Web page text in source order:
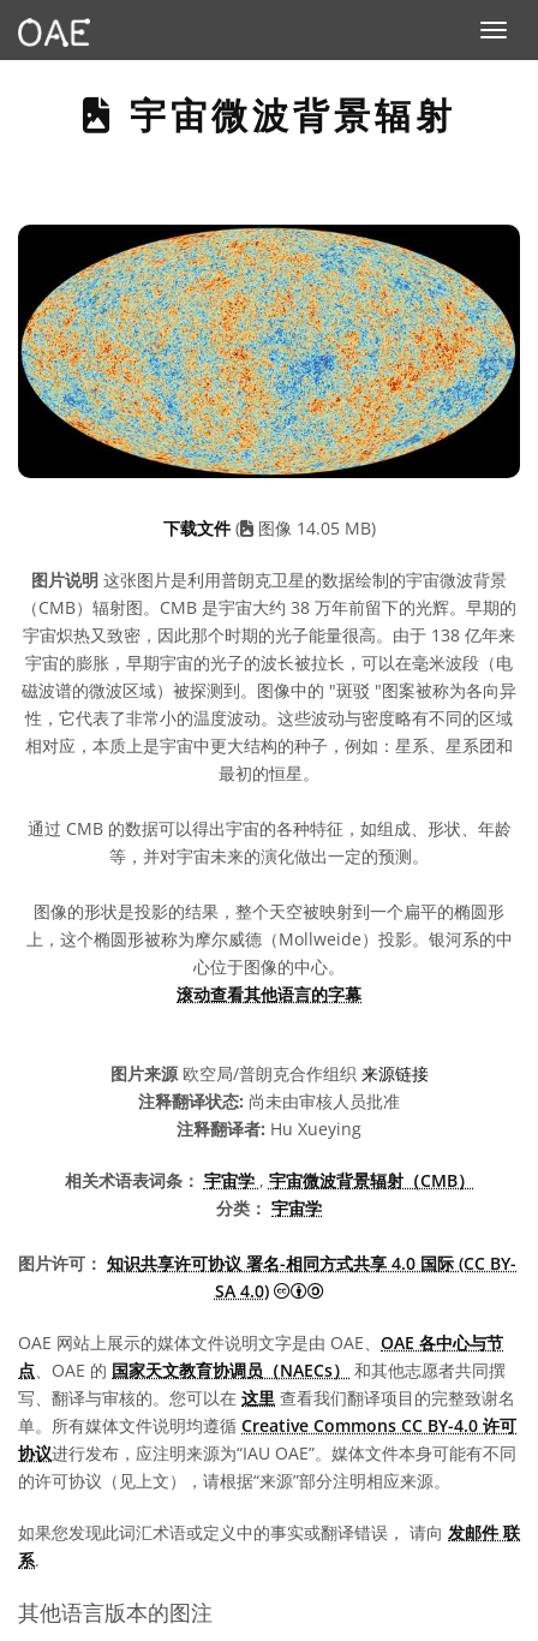
Toggle
THIS PAGE
宇宙微波背景辐射
下载文件 ( 图像 14.05 MB)
图片说明 这张图片是利用普朗克卫星的数据绘制的宇宙微波背景
（CMB）辐射图。CMB 是宇宙大约 38 万年前留下的光辉。早期的
宇宙炽热又致密，因此那个时期的光子能量很高。由于 138 亿年来
宇宙的膨胀，早期宇宙的光子的波长被拉长，可以在毫米波段（电
磁波谱的微波区域）被探测到。图像中的 "斑驳 "图案被称为各向异
性，它代表了非常小的温度波动。这些波动与密度略有不同的区域
相对应，本质上是宇宙中更大结构的种子，例如：星系、星系团和
最初的恒星。
通过 CMB 的数据可以得出宇宙的各种特征，如组成、形状、年龄
等，并对宇宙未来的演化做出一定的预测。
图像的形状是投影的结果，整个天空被映射到一个扁平的椭圆形
上，这个椭圆形被称为摩尔威德（Mollweide）投影。银河系的中
心位于图像的中心。
滚动查看其他语言的字幕
图片来源欧空局/普朗克合作组织 来源链接
注释翻译状态: 尚未由审核人员批准
注释翻译者: Hu Xueying
相关术语表词条： 宇宙学 , 宇宙微波背景辐射（CMB）
分类： 宇宙学
图片许可： 知识共享许可协议 署名-相同方式共享 4.0 国际 (CC BY-
SA 4.0)
知识共享许可协议 署名-相
OAE 网站上展示的媒体文件说明文字是由 OAE、 OAE 各中心与节
点、OAE 的 国家天文教育协调员（NAECs）
和其他志愿者共同撰
写、翻译与审核的。您可以在 这里 查看我们翻译项目的完整致谢名
单。所有媒体文件说明均遵循 Creative Commons CC BY-4.0 许可
协议进行发布，应注明来源为“IAU OAE”。媒体文件本身可能有不同
的许可协议（见上文），请根据“来源”部分注明相应来源。
如果您发现此词汇术语或定义中的事实或翻译错误， 请向 发邮件 联
系.
其他语言版本的图注